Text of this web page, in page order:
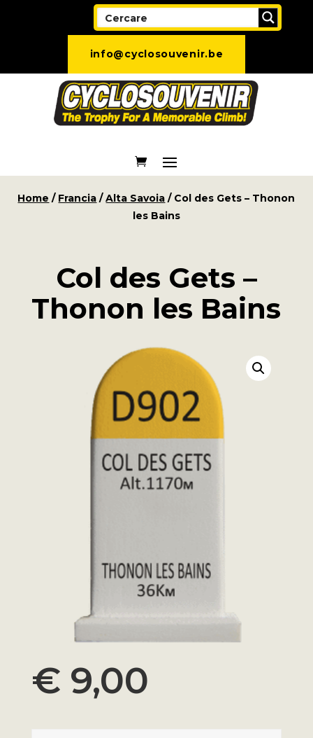
info@cyclosouvenir.be
Home / Francia /Alta Savoia / Col des Gets – Thonon
les Bains
Col des Gets –
Thonon les Bains
€ 9,00